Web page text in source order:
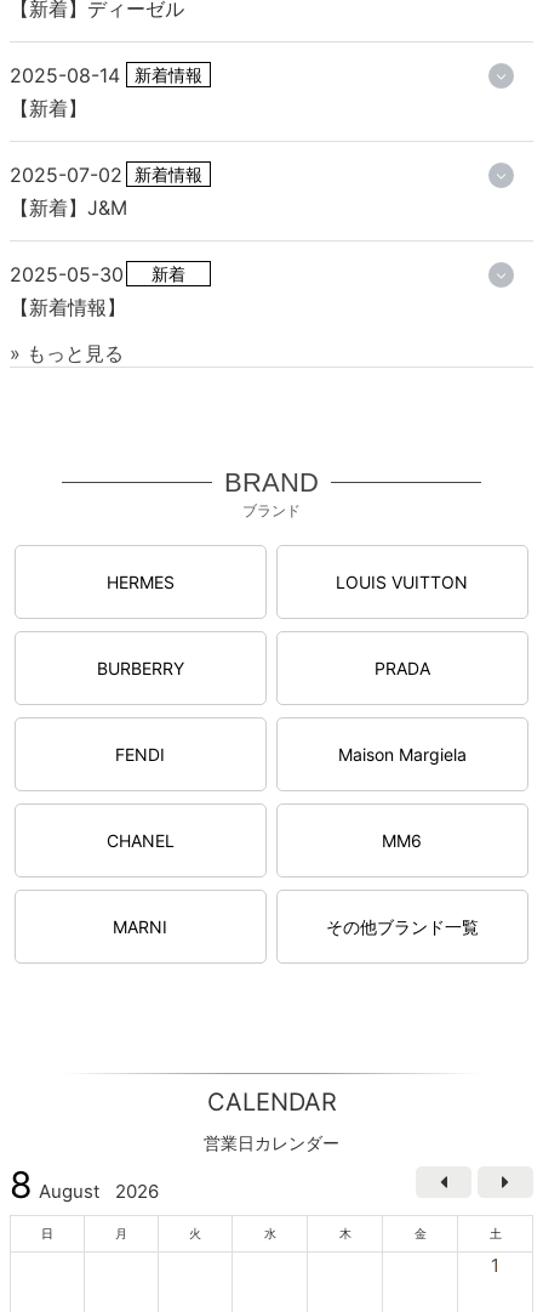
【新着】ディーゼル
2025-08-14 新着情報
【新着】
2025-07-02 新着情報
【新着】J&M
2025-05-30 新着
【新着情報】
» もっと見る
BRAND
ブランド
HERMES LOUIS VUITTON
BURBERRY PRADA
FENDI Maison Margiela
CHANEL MM6
MARNI その他ブランド一覧
CALENDAR
営業日カレンダー
8 August 2026
日 月 火 水 木 金 土
1